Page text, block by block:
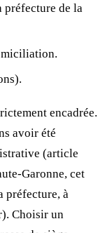
préfecture de la
encadrée.
avoir été
(article
Garonne, cet
préfecture, à
Choisir un